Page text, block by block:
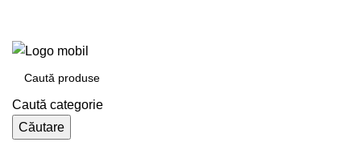
Caută categorie
Căutare